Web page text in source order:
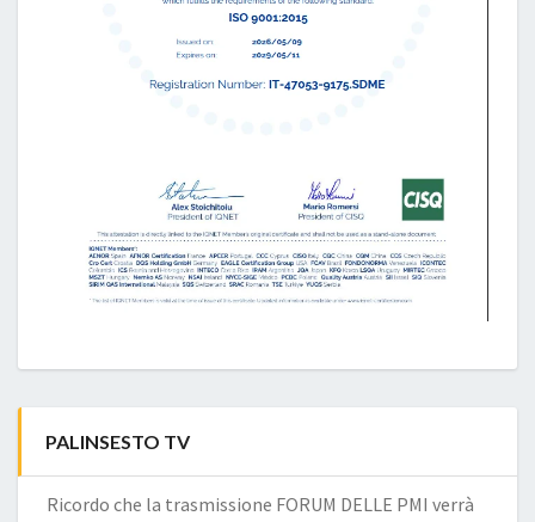
PALINSESTO TV
Ricordo che la trasmissione FORUM DELLE PMI verrà